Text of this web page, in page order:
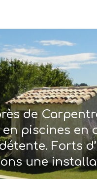
de
piscines
Forts
une